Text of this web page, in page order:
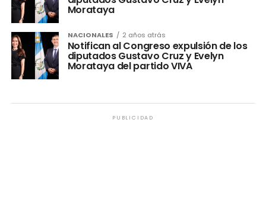
Morataya
NACIONALES 2 años atrás
Notifican al Congreso expulsión de los
diputados Gustavo Cruz y Evelyn
Morataya del partido VIVA
PUBLICIDAD